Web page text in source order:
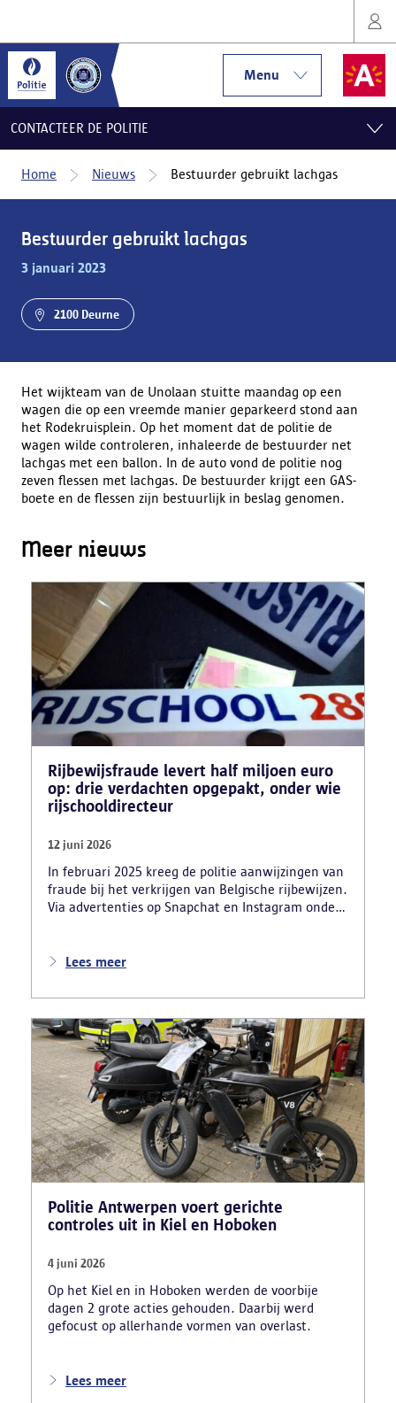
Menu
CONTACTEER DE POLITIE
Home Nieuws Bestuurder gebruikt lachgas
Bestuurder gebruikt lachgas
3 januari 2023
2100 Deurne
Het wijkteam van de Unolaan stuitte maandag op een
wagen die op een vreemde manier geparkeerd stond aan
het Rodekruisplein. Op het moment dat de politie de
wagen wilde controleren, inhaleerde de bestuurder net
lachgas met een ballon. In de auto vond de politie nog
zeven flessen met lachgas. De bestuurder krijgt een GAS-
boete en de flessen zijn bestuurlijk in beslag genomen.
Meer nieuws
Rijbewijsfraude levert half miljoen euro
op: drie verdachten opgepakt, onder wie
rijschooldirecteur
12 juni 2026
In februari 2025 kreeg de politie aanwijzingen van
fraude bij het verkrijgen van Belgische rijbewijzen.
Via advertenties op Snapchat en Instagram onder
aan. Daarnaast maakten zij reclame voor het
effectief lessen te volgen en voor fraude bij
bracht ook een rijschooldirecteur in beeld die
examenfraude organiseerde,
bekwaamheidsattesten afleverde zonder vereiste
opleiding en een vervalst uittreksel uit het
strafregister gebruikte.
Lees meer
Politie Antwerpen voert gerichte
controles uit in Kiel en Hoboken
4 juni 2026
Op het Kiel en in Hoboken werden de voorbije
dagen 2 grote acties gehouden. Daarbij werd
gefocust op allerhande vormen van overlast.
Lees meer